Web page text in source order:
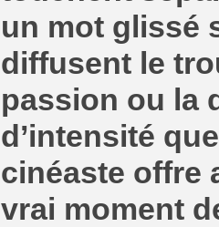
un mot glissé
diffusent le
passion ou la
d’intensité
cinéaste offre
vrai moment